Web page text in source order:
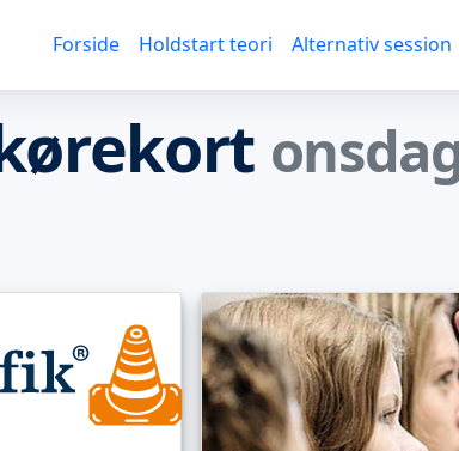
Forside Holdstart teori Alternativ session